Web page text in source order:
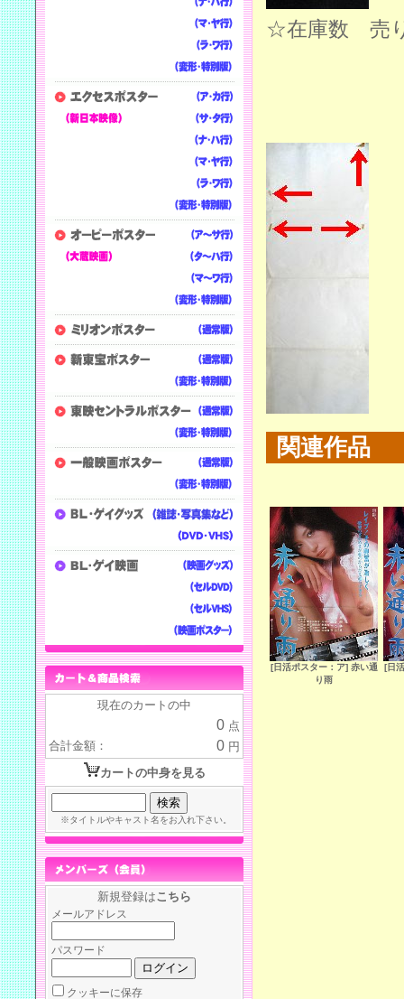
☆在庫数 売
関連作品
[日活ポスター：ア] 赤い通
り雨
[日
現在のカートの中
0 点
合計金額：
0 円
カートの中身を見る
※タイトルやキャスト名をお入れ下さい。
新規登録はこちら
メールアドレス
パスワード
クッキーに保存